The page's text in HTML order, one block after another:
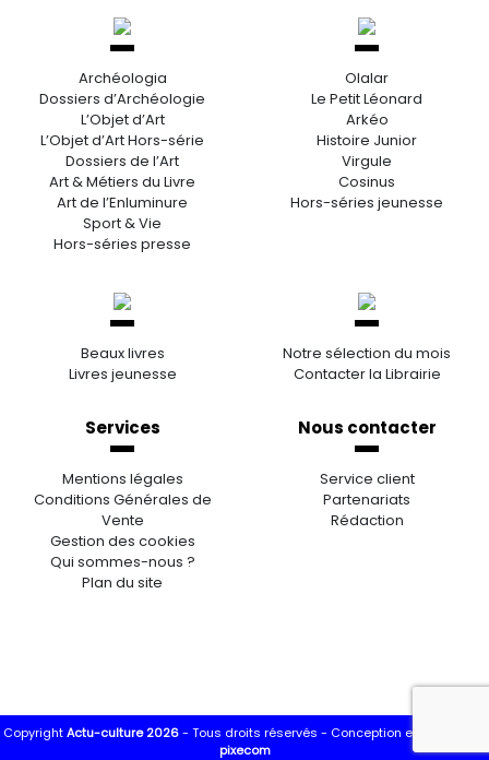
Archéologia
Dossiers d’Archéologie
L’Objet d’Art
L’Objet d’Art Hors-série
Dossiers de l’Art
Art & Métiers du Livre
Art de l’Enluminure
Sport & Vie
Hors-séries presse
Olalar
Le Petit Léonard
Arkéo
Histoire Junior
Virgule
Cosinus
Hors-séries jeunesse
Beaux livres
Livres jeunesse
Notre sélection du mois
Contacter la Librairie
Services
Mentions légales
Conditions Générales de
Vente
Gestion des cookies
Qui sommes-nous ?
Plan du site
Nous contacter
Service client
Partenariats
Rédaction
CopyrightActu-culture 2026- Tous droits réservés - Conception et réalisation
pixecom